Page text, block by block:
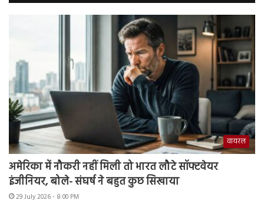
वायरल
अमेरिका में नौकरी नहीं मिली तो भारत लौटे सॉफ्टवेयर
इंजीनियर, बोले- संघर्ष ने बहुत कुछ सिखाया
29 July 2026 - 8:00 PM